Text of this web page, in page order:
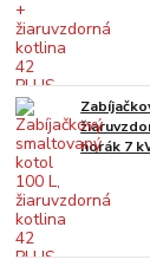
horák 7